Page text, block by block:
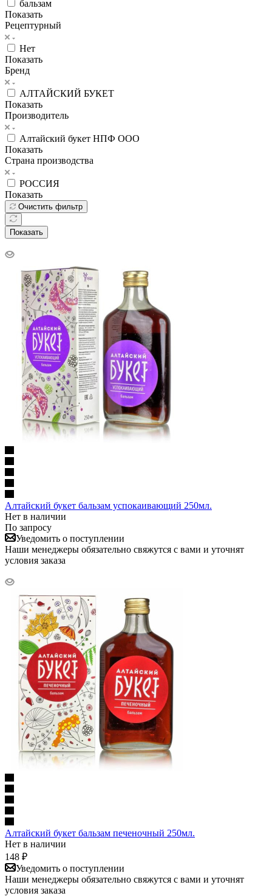
бальзам
Показать
Рецептурный
Нет
Показать
Бренд
АЛТАЙСКИЙ БУКЕТ
Показать
Производитель
Алтайский букет НПФ ООО
Показать
Страна производства
РОССИЯ
Показать
Очистить фильтр
Показать
Алтайский букет бальзам успокаивающий 250мл.
Нет в наличии
По запросу
Уведомить о поступлении
Наши менеджеры обязательно свяжутся с вами и уточнят
условия заказа
Алтайский букет бальзам печеночный 250мл.
Нет в наличии
148 ₽
Уведомить о поступлении
Наши менеджеры обязательно свяжутся с вами и уточнят
условия заказа